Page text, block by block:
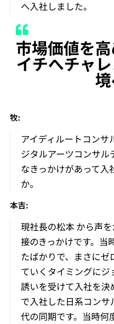
へ入社しました。
市場価値を
イチへチャ
牧:
アイディルートコン
ジタルアーツコンサル
なきっかけがあって入
か。
本吉:
現社長の松本 から声
接のきっかけです。当
たばかりで、まさに
ていくタイミングにジ
誘いを受けて入社を
で入社した日系コン
代の同期です。当時何